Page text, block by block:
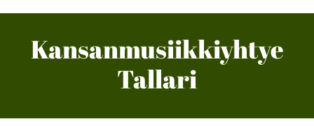
Kansanmusiikkiyhtye
Tallari